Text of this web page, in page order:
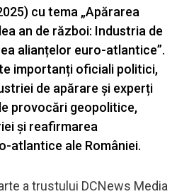
cu tema „Apărarea
an de război: Industria de
alianțelor euro-atlantice”.
importanți oficiali politici,
de apărare și experți
provocări geopolitice,
și reafirmarea
atlantice ale României.
a trustului DCNews Media